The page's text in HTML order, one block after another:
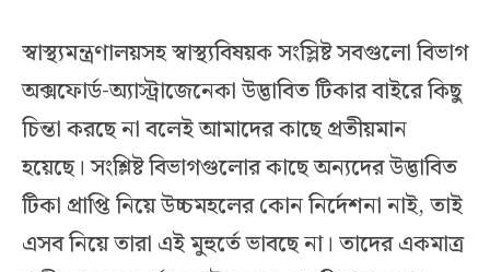
স্বাস্থ্যমন্ত্রণালয়সহ স্বাস্থ্যবিষয়ক সংস্লিষ্ট সবগুলো বিভাগ
অক্সফোর্ড-অ্যাস্ট্রাজেনেকা উদ্ভাবিত টিকার বাইরে কিছু
চিন্তা করছে না বলেই আমাদের কাছে প্রতীয়মান
হয়েছে। সংশ্লিষ্ট বিভাগগুলোর কাছে অন্যদের উদ্ভাবিত
টিকা প্রাপ্তি নিয়ে উচ্চমহলের কোন নির্দেশনা নাই, তাই
এসব নিয়ে তারা এই মুহুর্তে ভাবছে না। তাদের একমাত্র